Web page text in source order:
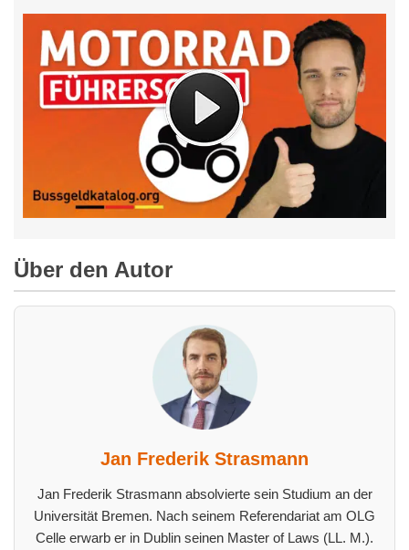
Über den Autor
Jan Frederik Strasmann
Jan Frederik Strasmann absolvierte sein Studium an der
Universität Bremen. Nach seinem Referendariat am OLG
Celle erwarb er in Dublin seinen Master of Laws (LL. M.).